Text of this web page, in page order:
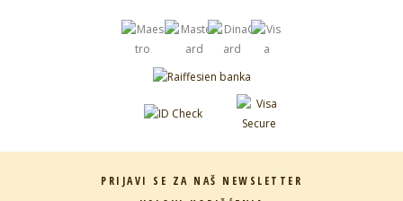
PRIJAVI SE ZA NAŠ NEWSLETTER